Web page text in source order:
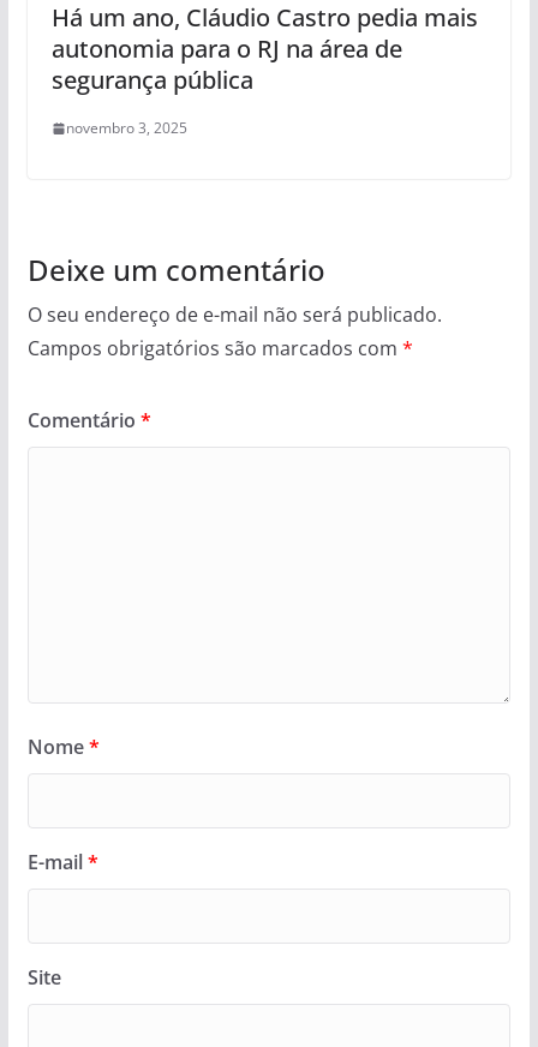
Há um ano, Cláudio Castro pedia mais
autonomia para o RJ na área de
segurança pública
novembro 3, 2025
Deixe um comentário
O seu endereço de e-mail não será publicado.
Campos obrigatórios são marcados com *
Comentário *
Nome*
E-mail*
Site